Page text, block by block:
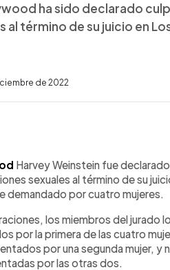
ha sido declarado
al término de su juicio en
de 2022
Harvey Weinstein fue
sexuales al término de su
demandado por cuatro mujeres.
los miembros del jurado
por la primera de las cuatro
por una segunda mujer, y
por las otras dos.